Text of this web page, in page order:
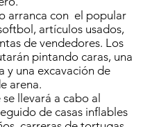
arranca con el popular
artículos usados,
de vendedores. Los
pintando caras, una
y una excavación de
arena.
llevará a cabo al
de casas inflables